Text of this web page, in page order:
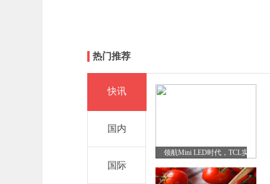
热门推荐
快讯
快讯
国内
国际
领航Mini LED时代，TCL实
技术革新